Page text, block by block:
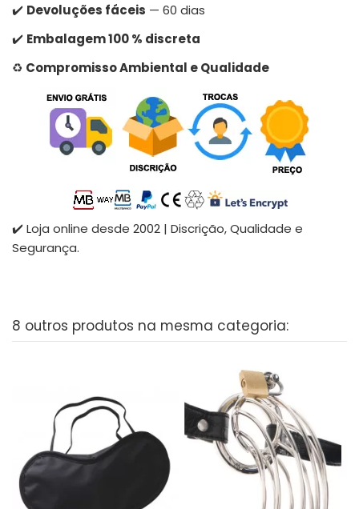
✔️ Devoluções fáceis — 60 dias
✔️ Embalagem 100 % discreta
♻️ Compromisso Ambiental e Qualidade
✔️ Loja online desde 2002 | Discrição, Qualidade e
Segurança.
8 outros produtos na mesma categoria: